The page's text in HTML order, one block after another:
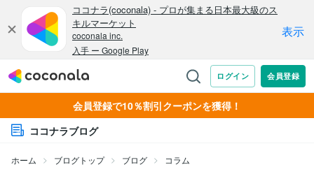
会員登録で10％割引クーポンを獲得！
ココナラブログ
ホーム ブログトップ ブログ コラム